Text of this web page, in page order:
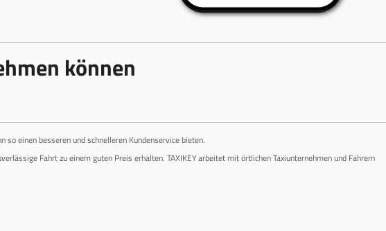
können
so einen besseren und schnelleren Kundenservice bieten.
Fahrt zu einem guten Preis erhalten. TAXIKEY arbeitet mit örtlichen Taxiunternehmen und Fahrern